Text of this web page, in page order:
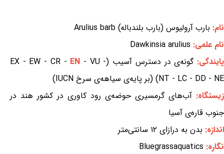
نام: بارب آرولیوس (بارب بلندباله) Arulius barb
نام علمی: Dawkinsia arulius
پایندگی:گونه‌ی در دسترس آسیب (EX - EW - CR - EN - VU -
NT - LC - DD - NE) (بر پایه‌ی سیاهه‌ی سرخ IUCN)
زیستگاه: آب‌های گرمسیری حوضه‌ی رود کاوری در کشور هند در
جنوب قاره‌ی آسیا
اندازه: بدن به درازای ۱۲ سانتی‌متر
نگاره: Bluegrassaquatics